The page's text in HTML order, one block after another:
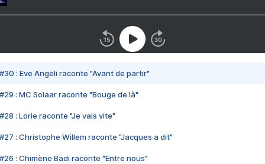
#30 : Eve Angeli raconte "Avant de partir"
#29 : MC Solaar raconte "Bouge de là"
#28 : Lorie raconte "Je vais vite"
#27 : Christophe Willem raconte "Jacques a dit"
#26 : Chimène Badi raconte "Entre nous"